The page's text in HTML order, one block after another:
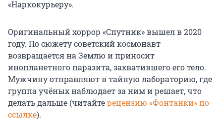
«Наркокурьеру».
Оригинальный хоррор «Спутник» вышел в 2020
году. По сюжету советский космонавт
возвращается на Землю и приносит
инопланетного паразита, захватившего его тело.
Мужчину отправляют в тайную лабораторию, где
группа учёных наблюдает за ним и решает, что
делать дальше (читайтерецензию «Фонтанки» по
ссылке).